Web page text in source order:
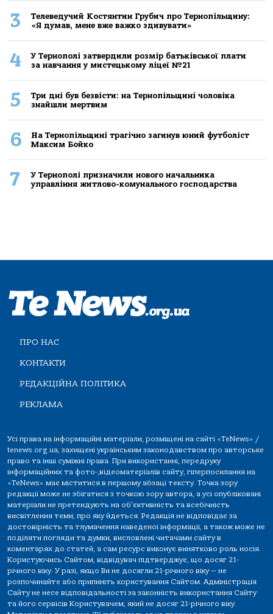
3
Телеведучий Костянтин Грубич про Тернопільщину:
«Я думав, мене вже важко здивувати»
4
У Тернополі затвердили розмір батьківської плати
за навчання у мистецькому ліцеї №21
5
Три дні був безвісти: на Тернопільщині чоловіка
знайшли мертвим
6
На Тернопільщині трагічно загинув юний футболіст
Максим Бойко
7
У Тернополі призначили нового начальника
управління житлово-комунального господарства
ПРО НАС
КОНТАКТИ
РЕДАКЦІЙНА ПОЛІТИКА
РЕКЛАМА
Усі права на інформаційні матеріали, розміщені на сайті «TeNews» /
tenews.org.ua, захищені українським законодавством про авторське
право та інші суміжні права. При використанні, передруку
інформаційних та фото-,відеоматеріалів сайту, гіперпосилання на
«TeNews» має міститися в першому абзаці тексту. Точка зору
редакції може не збігатися з точкою зору автора, а усі опубліковані
матеріали не претендують на об'єктивність та всебічність
висвітлення теми, про яку йдеться. Редакція не відповідає за
достовірність та тлумачення наведеної інформації, а також може не
поділяти погляди та думки, висловлені читачами сайту в
коментарях до статей, а сам ресурс виконує винятково роль носія.
Користуючись Сайтом, відвідувач підтверджує, що досяг 21-
річного віку. У разі, якщо Ви не досягли 21-річного віку — не
розпочинайте або припиніть користування Сайтом. Адміністрація
Сайту не несе відповідальності за законність використання Сайту
та його сервісів Користувачем, який не досяг 21-річного віку.